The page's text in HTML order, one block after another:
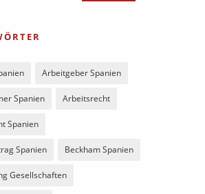
Arbeitgeber Spanien
Spanien Arbeitsrecht
Spanien
Spanien Beckham Spanien
Gesellschaften